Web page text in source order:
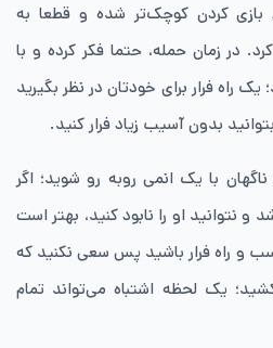
بازی کردن کوچک‌تر شده و قطعا به
در زمان حمله، حتما فکر کرده و با
یک راه فرار برای خودتان در نظر بگیرید
بدون آسیب زیاد فرار کنید.
با یک انمی روبه رو شوید؛ اگر
و نتوانید او را نابود کنید، بهتر است
و راه فرار باشید پس سعی نکنید که
یک لحظه اشتباه می‌تواند تمام